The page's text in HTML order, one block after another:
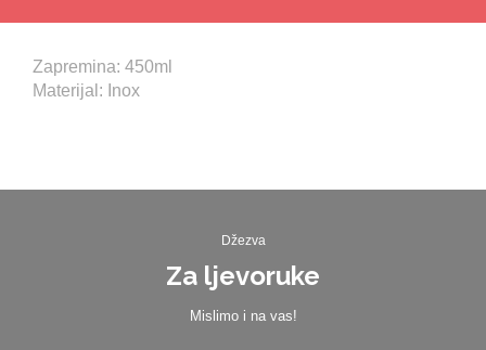
Zapremina: 450ml
Materijal: Inox
Džezva
Za ljevoruke
Mislimo i na vas!